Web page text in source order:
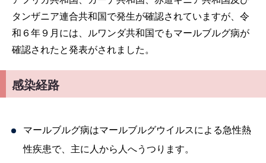
タンザニア連合共和国で発生が確認されていますが、令
和６年９月には、ルワンダ共和国でもマールブルグ病が
確認されたと発表がされました。
感染経路
マールブルグ病はマールブルグウイルスによる急性熱
性疾患で、主に人から人へうつります。